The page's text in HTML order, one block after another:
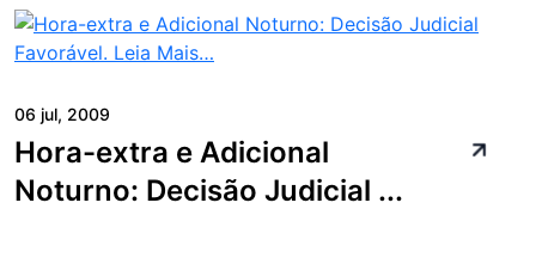
06 jul, 2009
Hora-extra e Adicional
Noturno: Decisão Judicial ...